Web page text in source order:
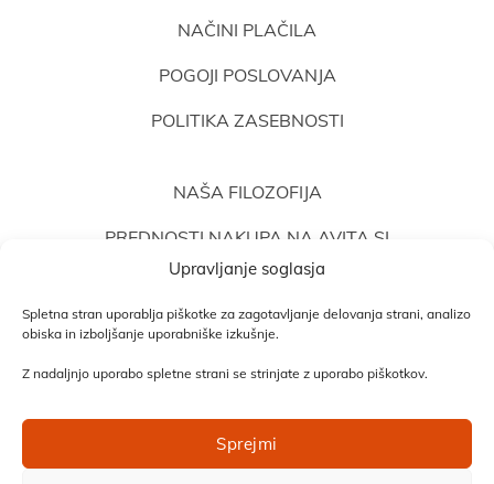
Upravljanje soglasja
Spletna stran uporablja piškotke za zagotavljanje delovanja strani, analizo
obiska in izboljšanje uporabniške izkušnje.
Z nadaljnjo uporabo spletne strani se strinjate z uporabo piškotkov.
Sprejmi
NAČINI PLAČILA
POGOJI POSLOVANJA
POLITIKA ZASEBNOSTI
NAŠA FILOZOFIJA
PREDNOSTI NAKUPA NA AVITA.SI
MNENJA STRANK
MNENJA TERAPEVTOV
MOŽNOSTI PLAČILA
Po povzetju